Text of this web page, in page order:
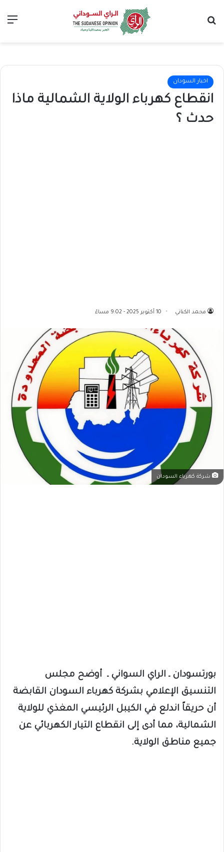
اخبار السودان
انقطاع كهرباء الولاية الشمالية ماذا
حدث ؟
محمد الكناني 10 أكتوبر 2025 - 9:02 مساءً
شركة كهرباء السودان
بورتسودان ـ الراي السواني ـ أوضح مجلس
التنسيق الإعلامي بشركة كهرباء السودان القابضة
أن حريقاً اندلع في الكيبل الرئيسي المغذي للولاية
الشمالية، مما أدى إلى انقطاع التيار الكهربائي عن
جميع مناطق الولاية.